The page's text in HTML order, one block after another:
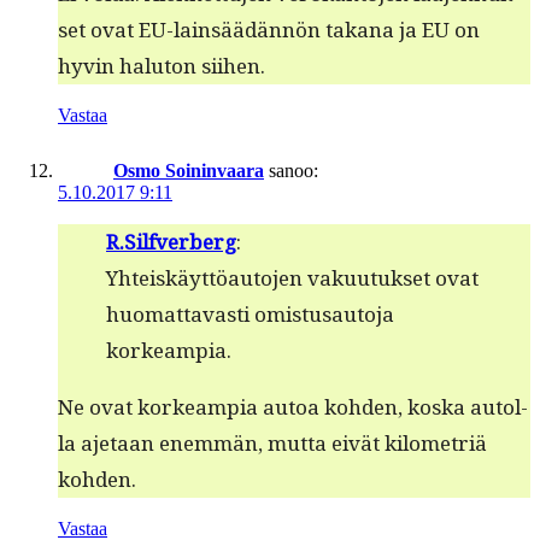
set ovat EU-lain­säädän­nön takana ja EU on
hyvin halu­ton siihen.
Vastaa
Osmo Soininvaara sanoo:
5.10.2017 9:11
R.Silfverberg:
Yhteiskäyt­töau­to­jen vaku­u­tuk­set ovat
huo­mat­tavasti omis­tusauto­ja
korkeampia.
Ne ovat korkeampia autoa kohden, kos­ka autol­
la aje­taan enem­män, mut­ta eivät kilo­metriä
kohden.
Vastaa